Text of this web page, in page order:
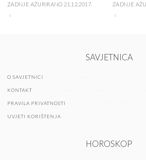
ZADNJE AŽURIRANO 21.12.2017. ZADNJE
SAVJETNICA
O SAVJETNICI
KONTAKT
PRAVILA PRIVATNOSTI
UVJETI KORIŠTENJA
HOROSKOP